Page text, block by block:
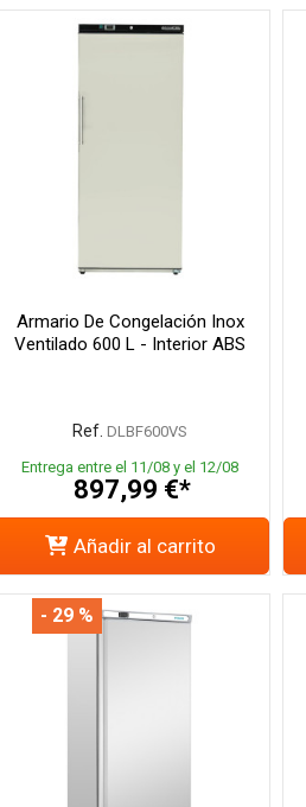
Armario De Congelación Inox
Ventilado 600 L - Interior ABS
Ref. DLBF600VS
Entrega entre el 11/08 y el 12/08
897,99 €*
Añadir al carrito
- 29 %